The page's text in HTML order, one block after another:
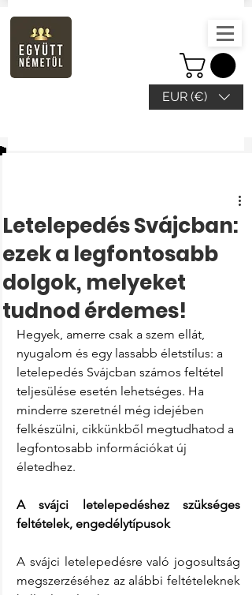
EUR (€)
Letelepedés Svájcban:
ezek a legfontosabb
dolgok, melyeket
tudnod érdemes!
Hegyek, amerre csak a szem ellát,
nyugalom és egy lassabb életstílus: a
letelepedés Svájcban számos feltétel
teljesülése esetén lehetséges. Ha
minderre szeretnél még idejében
felkészülni, cikkünkből megtudhatod a
legfontosabb információkat új
életedhez.
A svájci letelepedéshez szükséges
feltételek, engedélytípusok
A svájci letelepedésre való jogosultság
megszerzéséhez az alábbi feltételeknek